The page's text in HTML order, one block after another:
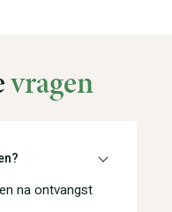
vragen
na ontvangst